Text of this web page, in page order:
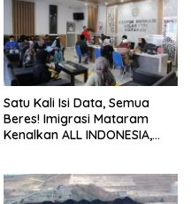
Satu Kali Isi Data, Semua
Beres! Imigrasi Mataram
Kenalkan ALL INDONESIA,
Internasional